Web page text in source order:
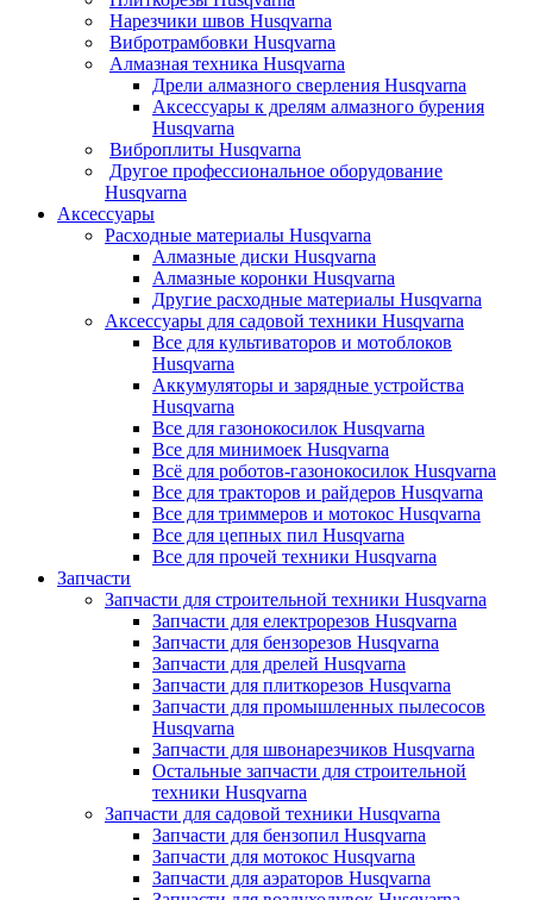
Нарезчики швов Husqvarna
Вибротрамбовки Husqvarna
Алмазная техника Husqvarna
Дрели алмазного сверления Husqvarna
Аксессуары к дрелям алмазного бурения
Husqvarna
Виброплиты Husqvarna
Другое профессиональное оборудование
Husqvarna
Аксессуары
Расходные материалы Husqvarna
Алмазные диски Husqvarna
Алмазные коронки Husqvarna
Другие расходные материалы Husqvarna
Аксессуары для садовой техники Husqvarna
Все для культиваторов и мотоблоков
Husqvarna
Аккумуляторы и зарядные устройства
Husqvarna
Все для газонокосилок Husqvarna
Все для минимоек Husqvarna
Всё для роботов-газонокосилок Husqvarna
Все для тракторов и райдеров Husqvarna
Все для триммеров и мотокос Husqvarna
Все для цепных пил Husqvarna
Все для прочей техники Husqvarna
Запчасти
Запчасти для строительной техники Husqvarna
Запчасти для електрорезов Husqvarna
Запчасти для бензорезов Husqvarna
Запчасти для дрелей Husqvarna
Запчасти для плиткорезов Husqvarna
Запчасти для промышленных пылесосов
Husqvarna
Запчасти для швонарезчиков Husqvarna
Остальные запчасти для строительной
техники Husqvarna
Запчасти для садовой техники Husqvarna
Запчасти для бензопил Husqvarna
Запчасти для мотокос Husqvarna
Запчасти для аэраторов Husqvarna